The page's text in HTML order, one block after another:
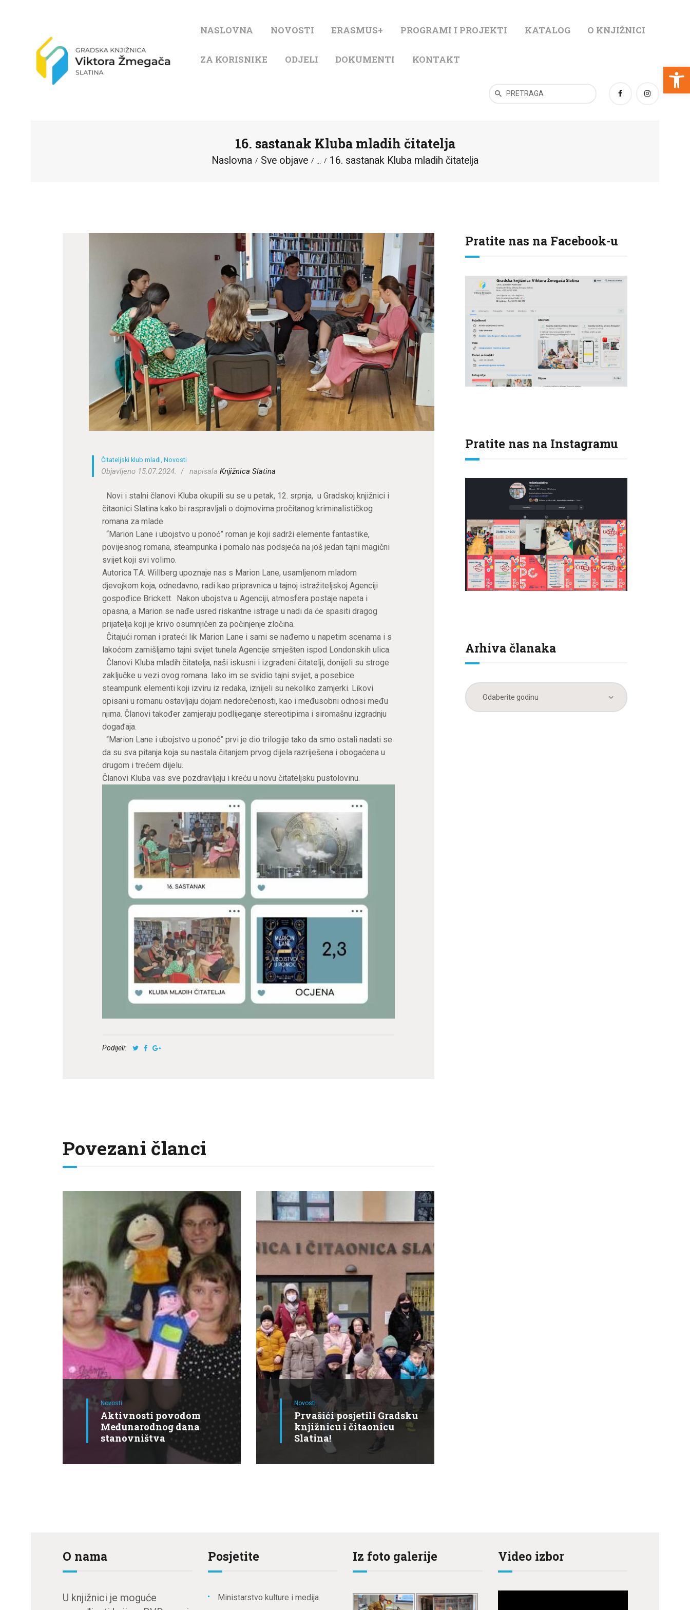
Open toolbar
NASLOVNA NOVOSTI ERASMUS+ PROGRAMI I PROJEKTI KATALOG O KNJIŽNICI
ZA KORISNIKE ODJELI DOKUMENTI KONTAKT
16. sastanak Kluba mladih čitatelja
Naslovna Sve objave ... 16. sastanak Kluba mladih čitatelja
KATALOG
ODJELI
DOKUMENTI
KONTAKT
Čitateljski klub mladi,Novosti
Objavljeno 15.07.2024. napisalaKnjižnica Slatina
Novi i stalni članovi Kluba okupili su se u petak, 12. srpnja, u Gradskoj knjižnici i
čitaonici Slatina kako bi raspravljali o dojmovima pročitanog kriminalističkog
romana za mlade.
“Marion Lane i ubojstvo u ponoć” roman je koji sadrži elemente fantastike,
povijesnog romana, steampunka i pomalo nas podsjeća na još jedan tajni magični
svijet koji svi volimo.
Autorica T.A. Willberg upoznaje nas s Marion Lane, usamljenom mladom
djevojkom koja, odnedavno, radi kao pripravnica u tajnoj istražiteljskoj Agenciji
gospođice Brickett. Nakon ubojstva u Agenciji, atmosfera postaje napeta i
opasna, a Marion se nađe usred riskantne istrage u nadi da će spasiti dragog
prijatelja koji je krivo osumnjičen za počinjenje zločina.
Čitajući roman i prateći lik Marion Lane i sami se nađemo u napetim scenama i s
lakoćom zamišljamo tajni svijet tunela Agencije smješten ispod Londonskih ulica.
Članovi Kluba mladih čitatelja, naši iskusni i izgrađeni čitatelji, donijeli su stroge
zaključke u vezi ovog romana. Iako im se svidio tajni svijet, a posebice
steampunk elementi koji izviru iz redaka, iznijeli su nekoliko zamjerki. Likovi
opisani u romanu ostavljaju dojam nedorečenosti, kao i međusobni odnosi među
njima. Članovi također zamjeraju podlijeganje stereotipima i siromašnu izgradnju
događaja.
“Marion Lane i ubojstvo u ponoć” prvi je dio trilogije tako da smo ostali nadati se
da su sva pitanja koja su nastala čitanjem prvog dijela razriješena i obogaćena u
drugom i trećem dijelu.
Članovi Kluba vas sve pozdravljaju i kreću u novu čitateljsku pustolovinu.
Podijeli:
Povezani članci
Novosti
Aktivnosti povodom
Međunarodnog dana
stanovništva
Novosti
Prvašići posjetili Gradsku
knjižnicu i čitaonicu
Slatina!
Pratite nas na Facebook-u
Pratite nas na Instagramu
Arhiva članaka
O nama
U knjižnici je moguće
Posjetite
Ministarstvo kulture i medija
Iz foto galerije Video izbor